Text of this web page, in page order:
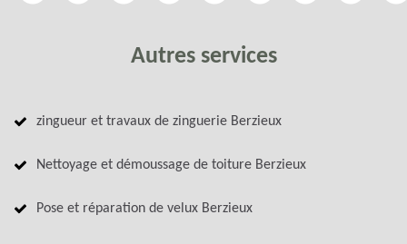
Autres services
zingueur et travaux de zinguerie Berzieux
Nettoyage et démoussage de toiture Berzieux
Pose et réparation de velux Berzieux